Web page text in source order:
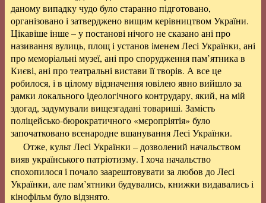
даному випадку чудо було старанно підготовано,
організовано і затверджено вищим керівництвом України.
Цікавіше інше – у постанові нічого не сказано ані про
називання вулиць, площ і установ іменем Лесі Українки, ані
про меморіальні музеї, ані про спорудженняпам’ятника в
Києві, ані про театральні вистави її творів. А все це
робилося, і в цілому відзначення ювілею явно вийшло за
рамки локального ідеологічного контрудару, який, на мій
здогад, задумували вищезгадані товариші. Замість
поліцейсько-бюрократичного «мєропріятія» було
започатковано всенародне вшанування Лесі Українки.
Отже, культ Лесі Українки – дозволений начальством
вияв українського патріотизму. І хоча начальство
спохопилося і почалозаарештовувати за любов до Лесі
Українки, але пам’ятники будувались, книжки видавались і
кінофільм було відзнято.